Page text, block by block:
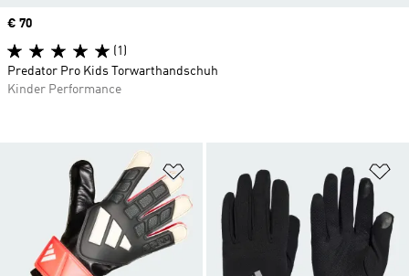
Zur Wunschliste hinzufügen
Price
€ 70
(1)
Predator Pro Kids Torwarthandschuh
Kinder Performance